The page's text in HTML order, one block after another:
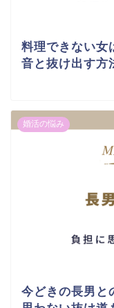
料理できない女
音と抜け出す方
婚活の悩み
今どきの長男と